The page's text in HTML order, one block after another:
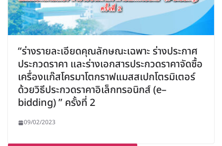
“ร่างรายละเอียดคุณลักษณะเฉพาะ ร่างประกาศ
ประกวดราคา และร่างเอกสารประกวดราคาจัดซื้อ
เครื่องแก๊สโครมาโตกราฟแมสสเปกโตรมิเตอร์
ด้วยวิธีประกวดราคาอิเล็กทรอนิกส์ (e–
bidding) ” ครั้งที่ 2
09/02/2023